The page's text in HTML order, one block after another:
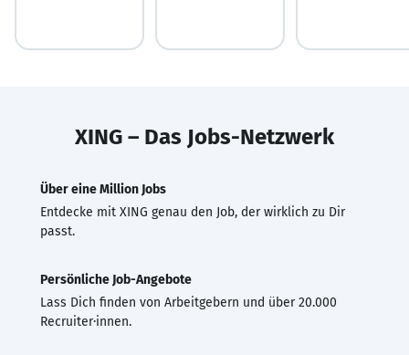
XING – Das Jobs-Netzwerk
Über eine Million Jobs
Entdecke mit XING genau den Job, der wirklich zu Dir
passt.
Persönliche Job-Angebote
Lass Dich finden von Arbeitgebern und über 20.000
Recruiter·innen.